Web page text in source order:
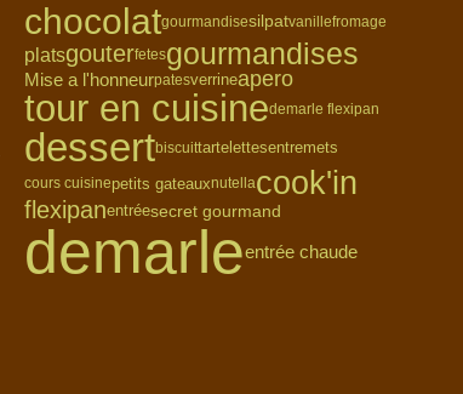
chocolatgourmandisesilpatvanillefromage
platsgouterfetesgourmandises
Mise a l'honneurpatesverrineapero
tour en cuisinedemarle flexipan
dessertbiscuittartelettesentremets
cours cuisinepetits gateauxnutellacook'in
flexipanentréesecret gourmand
demarleentrée chaude